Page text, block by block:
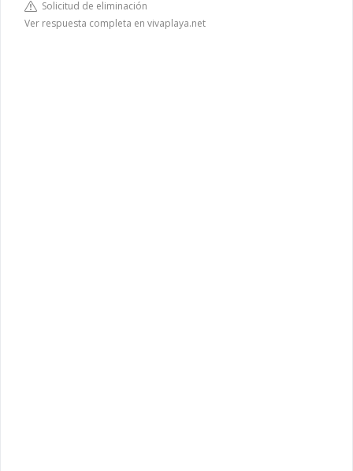
Solicitud de eliminación
Ver respuesta completa en vivaplaya.net